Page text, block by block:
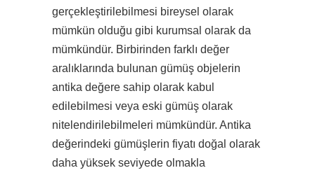
gerçekleştirilebilmesi bireysel olarak
mümkün olduğu gibi kurumsal olarak da
mümkündür. Birbirinden farklı değer
aralıklarında bulunan gümüş objelerin
antika değere sahip olarak kabul
edilebilmesi veya eski gümüş olarak
nitelendirilebilmeleri mümkündür. Antika
değerindeki gümüşlerin fiyatı doğal olarak
daha yüksek seviyede olmakla